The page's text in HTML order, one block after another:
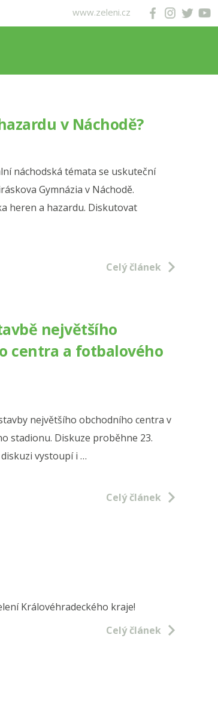
www.zeleni.cz
v Náchodě?
náchodská témata se uskuteční
Gymnázia v Náchodě.
heren a hazardu. Diskutovat
Celý článek
největšího
centra a fotbalového
největšího obchodního centra v
stadionu. Diskuze proběhne 23.
vystoupí i …
Celý článek
Královéhradeckého kraje!
Celý článek